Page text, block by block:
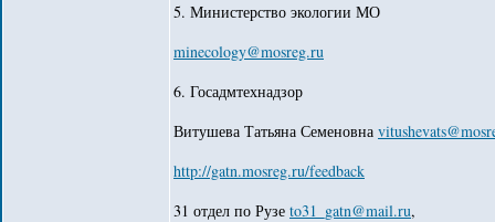
5. Министерство экологии МО
minecology@mosreg.ru
6. Госадмтехнадзор
Витушева Татьяна Семеновна
http://gatn.mosreg.ru/feedback
31 отдел по Рузе to31_gatn@mail.ru,